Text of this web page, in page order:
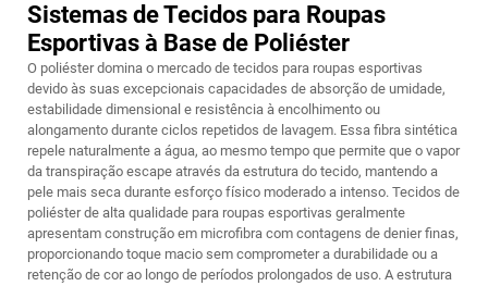
Sistemas de Tecidos para Roupas
Esportivas à Base de Poliéster
O poliéster domina o mercado de tecidos para roupas esportivas
devido às suas excepcionais capacidades de absorção de umidade,
estabilidade dimensional e resistência à encolhimento ou
alongamento durante ciclos repetidos de lavagem. Essa fibra sintética
repele naturalmente a água, ao mesmo tempo que permite que o vapor
da transpiração escape através da estrutura do tecido, mantendo a
pele mais seca durante esforço físico moderado a intenso. Tecidos de
poliéster de alta qualidade para roupas esportivas geralmente
apresentam construção em microfibra com contagens de denier finas,
proporcionando toque macio sem comprometer a durabilidade ou a
retenção de cor ao longo de períodos prolongados de uso. A estrutura